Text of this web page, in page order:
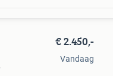
€ 2.450,-
Vandaag